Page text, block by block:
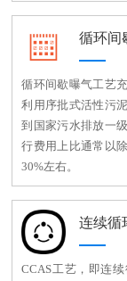
循环间
循环间歇曝气工艺
利用序批式活性污
到国家污水排放一
行费用上比通常以
30%左右。
连续循
CCAS工艺，即连